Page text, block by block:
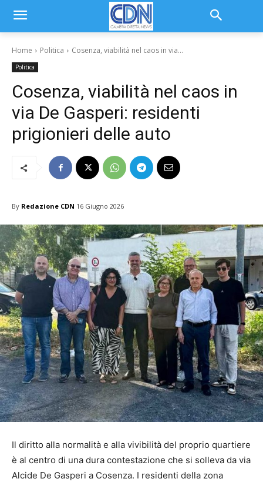
Home Politica Cosenza, viabilità nel caos in via...
Politica
Cosenza, viabilità nel caos in
via De Gasperi: residenti
prigionieri delle auto
By Redazione CDN 16 Giugno 2026
Il diritto alla normalità e alla vivibilità del proprio quartiere
è al centro di una dura contestazione che si solleva da via
Alcide De Gasperi a Cosenza. I residenti della zona